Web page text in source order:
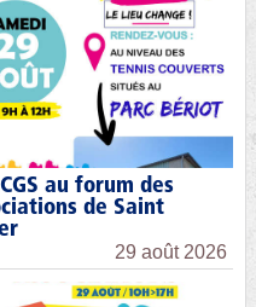
au forum des
de Saint
29 août 2026